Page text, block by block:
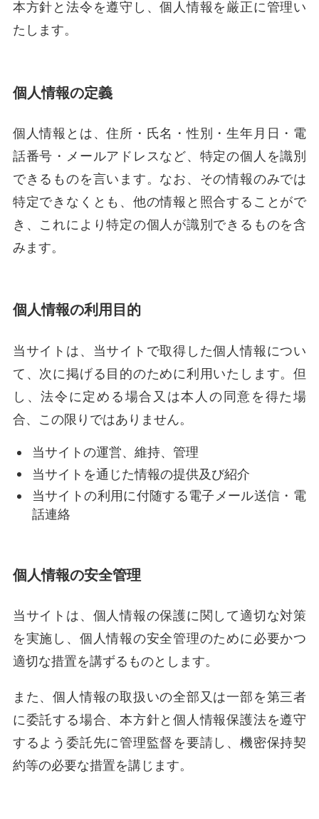
本方針と法令を遵守し、個人情報を厳正に管理い
たします。
個人情報の定義
個人情報とは、住所・氏名・性別・生年月日・電
話番号・メールアドレスなど、特定の個人を識別
できるものを言います。なお、その情報のみでは
特定できなくとも、他の情報と照合することがで
き、これにより特定の個人が識別できるものを含
みます。
個人情報の利用目的
当サイトは、当サイトで取得した個人情報につい
て、次に掲げる目的のために利用いたします。但
し、法令に定める場合又は本人の同意を得た場
合、この限りではありません。
当サイトの運営、維持、管理
当サイトを通じた情報の提供及び紹介
当サイトの利用に付随する電子メール送信・電
話連絡
個人情報の安全管理
当サイトは、個人情報の保護に関して適切な対策
を実施し、個人情報の安全管理のために必要かつ
適切な措置を講ずるものとします。
また、個人情報の取扱いの全部又は一部を第三者
に委託する場合、本方針と個人情報保護法を遵守
するよう委託先に管理監督を要請し、機密保持契
約等の必要な措置を講じます。